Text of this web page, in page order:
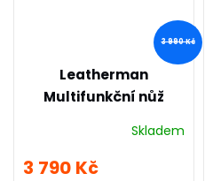
3 990 Kč
Leatherman
Multifunkční nůž
Skladem
3 790 Kč